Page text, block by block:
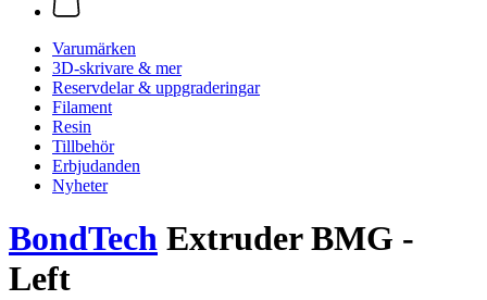
Varumärken
3D-skrivare & mer
Reservdelar & uppgraderingar
Filament
Resin
Tillbehör
Erbjudanden
Nyheter
BondTech Extruder BMG -
Left